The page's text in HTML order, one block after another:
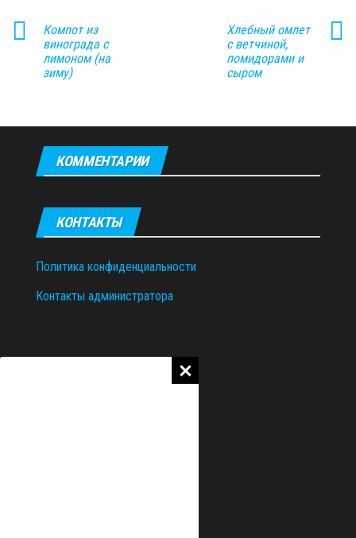
Компот из
винограда с
лимоном (на
зиму)
Хлебный омлет
с ветчиной,
помидорами и
сыром
КОММЕНТАРИИ
КОНТАКТЫ
Политика конфиденциальности
Контакты администратора